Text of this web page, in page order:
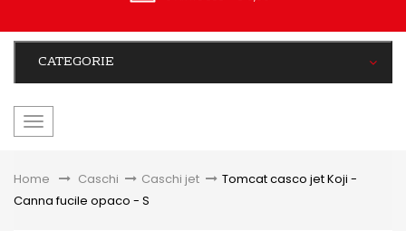
CATEGORIE
navigazione
Home &gt;Caschi > Caschi jet > Tomcat casco jet Koji -
Canna fucile opaco - S